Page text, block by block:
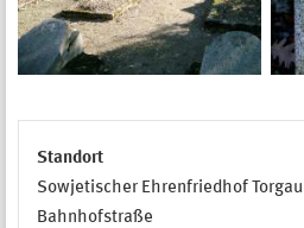
Standort
Sowjetischer Ehrenfriedhof Torgau
Bahnhofstraße